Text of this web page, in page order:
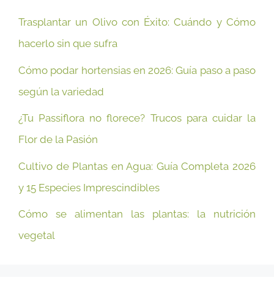
Trasplantar un Olivo con Éxito: Cuándo y Cómo
hacerlo sin que sufra
Cómo podar hortensias en 2026: Guía paso a paso
según la variedad
¿Tu Passiflora no florece? Trucos para cuidar la
Flor de la Pasión
Cultivo de Plantas en Agua: Guía Completa 2026
y 15 Especies Imprescindibles
Cómo se alimentan las plantas: la nutrición
vegetal